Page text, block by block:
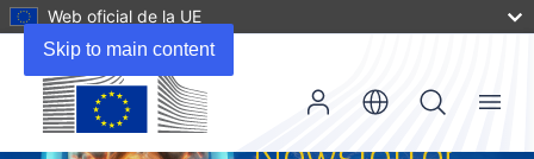
Skip to main content
Web oficial de la UE
Menu